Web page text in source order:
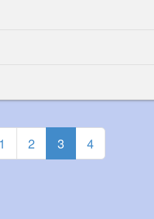
1 2 3 4